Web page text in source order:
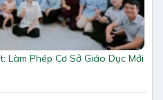
Làm Phép Cơ Sở Giáo Dục Mới